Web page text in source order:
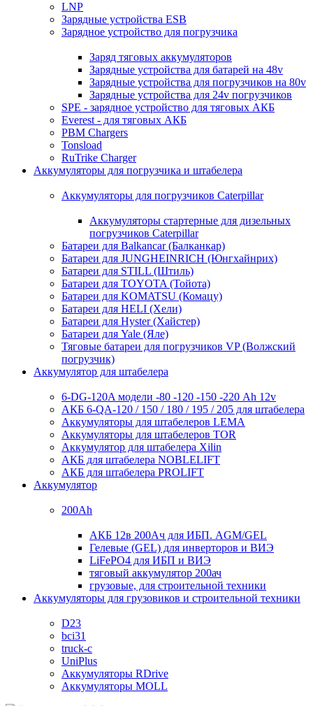
LNP
Зарядные устройства ESB
Зарядное устройство для погрузчика
Заряд тяговых аккумуляторов
Зарядные устройства для батарей на 48v
Зарядные устройства для погрузчиков на 80v
Зарядные устройства для 24v погрузчиков
SPE - зарядное устройство для тяговых АКБ
Everest - для тяговых АКБ
PBM Chargers
Tonsload
RuTrike Charger
Аккумуляторы для погрузчика и штабелера
Аккумуляторы для погрузчиков Caterpillar
Аккумуляторы стартерные для дизельных
погрузчиков Caterpillar
Батареи для Balkancar (Балканкар)
Батареи для JUNGHEINRICH (Юнгхайнрих)
Батареи для STILL (Штиль)
Батареи для TOYOTA (Тойота)
Батареи для KOMATSU (Комацу)
Батареи для HELI (Хели)
Батареи для Hyster (Хайстер)
Батареи для Yale (Яле)
Тяговые батареи для погрузчиков VP (Волжский
погрузчик)
Аккумулятор для штабелера
6-DG-120A модели -80 -120 -150 -220 Ah 12v
АКБ 6-QA-120 / 150 / 180 / 195 / 205 для штабелера
Аккумуляторы для штабелеров LEMA
Аккумуляторы для штабелеров TOR
Аккумулятор для штабелера Xilin
АКБ для штабелера NOBLELIFT
АКБ для штабелера PROLIFT
Аккумулятор
200Ah
АКБ 12в 200Ач для ИБП. AGM/GEL
Гелевые (GEL) для инверторов и ВИЭ
LiFePO4 для ИБП и ВИЭ
тяговый аккумулятор 200ач
грузовые, для строительной техники
Аккумуляторы для грузовиков и строительной техники
D23
bci31
truck-c
UniPlus
Аккумуляторы RDrive
Аккумуляторы MOLL